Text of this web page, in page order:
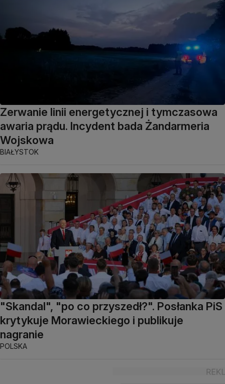
Zerwanie linii energetycznej i tymczasowa
awaria prądu. Incydent bada Żandarmeria
Wojskowa
BIAŁYSTOK
"Skandal", "po co przyszedł?". Posłanka PiS
krytykuje Morawieckiego i publikuje
nagranie
POLSKA